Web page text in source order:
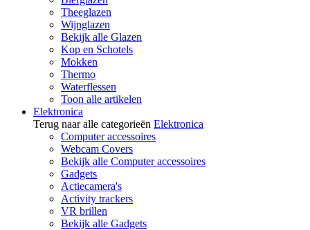
Theeglazen
Wijnglazen
Bekijk alle Glazen
Kop en Schotels
Mokken
Thermo
Waterflessen
Toon alle artikelen
Elektronica
Terug naar alle categorieën Elektronica
Computer accessoires
Webcam Covers
Bekijk alle Computer accessoires
Gadgets
Actiecamera's
Activity trackers
VR brillen
Bekijk alle Gadgets